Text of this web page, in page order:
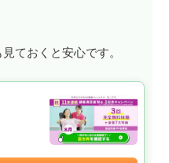
ておくと安心です。